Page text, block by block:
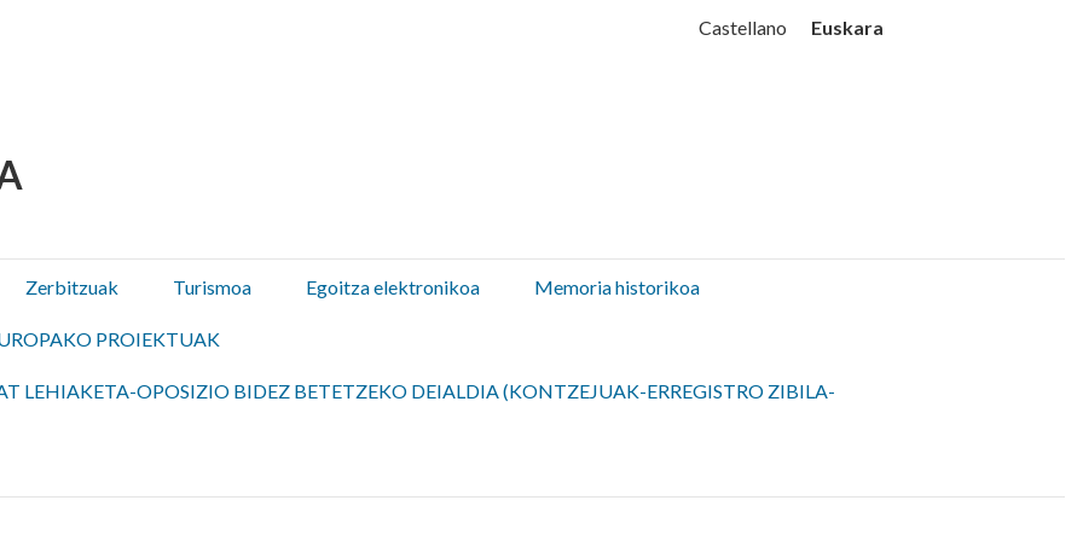
Castellano Euskara
Zerbitzuak Turismoa Egoitza elektronikoa Memoria historikoa
PROIEKTUAK
LEHIAKETA-OPOSIZIO BIDEZ BETETZEKO DEIALDIA (KONTZEJUAK-ERREGISTRO ZIBILA-